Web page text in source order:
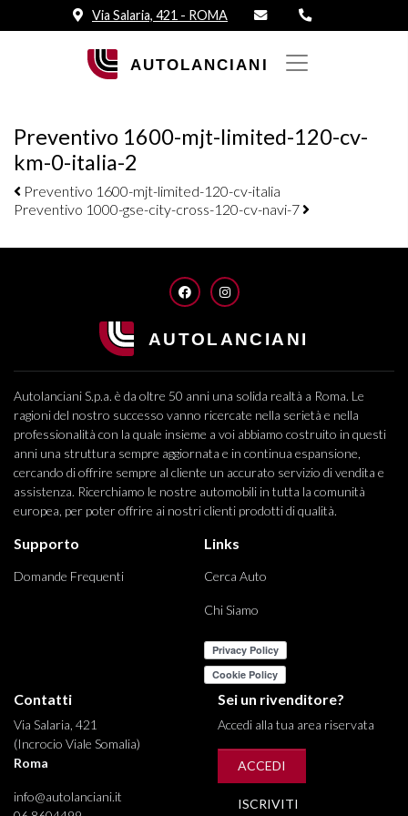
Via Salaria, 421 - ROMA
Preventivo 1600-mjt-limited-120-cv-
km-0-italia-2
Navigazione elementi
Preventivo 1600-mjt-limited-120-cv-italia
Preventivo 1000-gse-city-cross-120-cv-navi-7
FACEBOOKINSTAGRAM
Autolanciani S.p.a. è da oltre 50 anni una solida realtà a Roma. Le
ragioni del nostro successo vanno ricercate nella serietà e nella
professionalità con la quale insieme a voi abbiamo costruito in questi
anni una struttura sempre aggiornata e in continua espansione,
cercando di offrire sempre al cliente un accurato servizio di vendita e
assistenza. Ricerchiamo le nostre automobili in tutta la comunità
europea, per poter offrire ai nostri clienti prodotti di qualità.
Supporto
Domande Frequenti
Links
Cerca Auto
Chi Siamo
Contatti
Via Salaria, 421
(Incrocio Viale Somalia)
Roma
info@autolanciani.it
Sei un rivenditore?
Accedi alla tua area riservata
ACCEDI
ISCRIVITI